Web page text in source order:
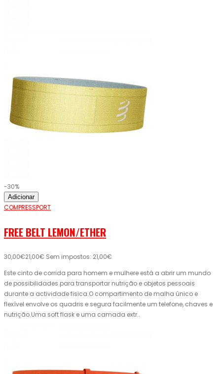
-30%
Adicionar
COMPRESSPORT
FREE BELT LEMON/ETHER
30,00€21,00€ Sem impostos: 21,00€
Este cinto de corrida para homem e mulhere está a abrir um mundo
de possibilidades para transportar nutrição e objetos pessoais
durante a actividade fisica.O compartimento de malha único e
flexível envolve os quadris e segura facilmente um telefone, chaves e
nutrição.Uma soft flask e uma camada extr..